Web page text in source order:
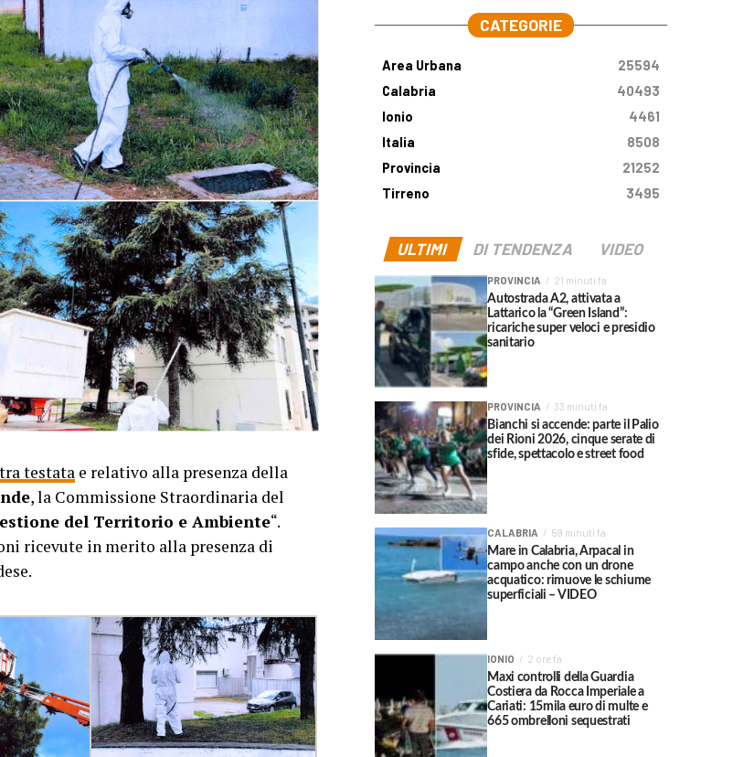
testata e relativo alla presenza della
, la Commissione Straordinaria del
del Territorio e Ambiente“.
ricevute in merito alla presenza di
CATEGORIE
Area Urbana
25594
Calabria
40493
Ionio
4461
Italia
8508
Provincia
21252
Tirreno
3495
ULTIMI DI TENDENZA VIDEO
PROVINCIA 21 minuti fa
Autostrada A2, attivata a
Lattarico la “Green Island”:
ricariche super veloci e presidio
sanitario
PROVINCIA 33 minuti fa
Bianchi si accende: parte il Palio
dei Rioni 2026, cinque serate di
sfide, spettacolo e street food
CALABRIA 59 minuti fa
Mare in Calabria, Arpacal in
campo anche con un drone
acquatico: rimuove le schiume
superficiali – VIDEO
IONIO 2 ore fa
Maxi controlli della Guardia
Costiera da Rocca Imperiale a
Cariati: 15mila euro di multe e
665 ombrelloni sequestrati